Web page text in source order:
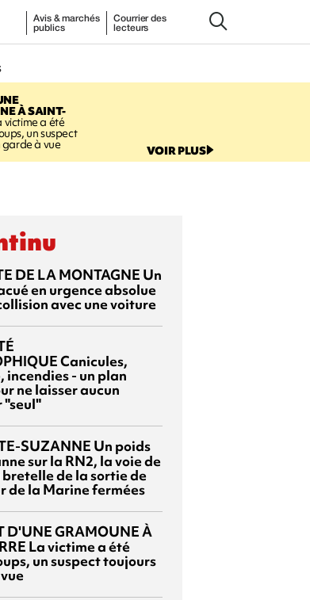
Avis & marchés
publics
Courrier des
lecteurs
À SAINT-
victime a été
un suspect
garde à vue VOIR PLUS
DE LA MONTAGNE Un
en urgence absolue
avec une voiture
Canicules,
incendies - un plan
ne laisser aucun
SUZANNE Un poids
sur la RN2, la voie de
de la sortie de
de la Marine fermées
D'UNE GRAMOUNE À
La victime a été
un suspect toujours